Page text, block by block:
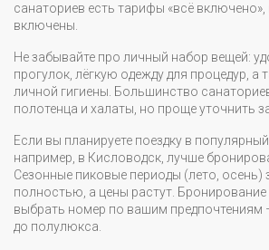
санаториев есть тарифы «всё включено»,
включены.
Не забывайте про личный набор вещей:
прогулок, лёгкую одежду для процедур, а
личной гигиены. Большинство
полотенца и халаты, но проще уточнить
Если вы планируете поездку в
например, в Кисловодск, лучше
Сезонные пиковые периоды (лето, осень)
полностью, а цены растут.
выбрать номер по вашим предпочтениям
до полулюкса.